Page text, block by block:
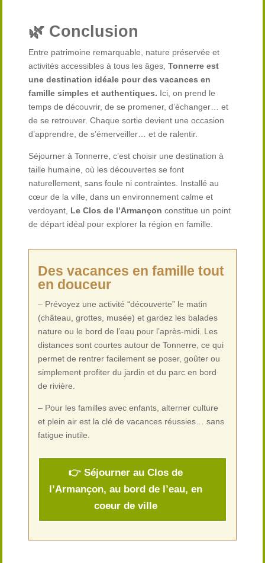
🌿 Conclusion
Entre patrimoine remarquable, nature préservée et
activités accessibles à tous les âges,Tonnerre est
une destination idéale pour des vacances en
famille simples et authentiques. Ici, on prend le
temps de découvrir, de se promener, d’échanger… et
de se retrouver. Chaque sortie devient une occasion
d’apprendre, de s’émerveiller… et de ralentir.
Séjourner à Tonnerre, c’est choisir une destination à
taille humaine, où les découvertes se font
naturellement, sans foule ni contraintes. Installé au
cœur de la ville, dans un environnement calme et
verdoyant, Le Clos de l’Armançon constitue un point
de départ idéal pour explorer la région en famille.
Des vacances en famille tout
en douceur
– Prévoyez une activité “découverte” le matin
(château, grottes, musée) et gardez les balades
nature ou le bord de l’eau pour l’après-midi. Les
distances sont courtes autour de Tonnerre, ce qui
permet de rentrer facilement se poser, goûter ou
simplement profiter du jardin et du parc en bord
de rivière.
– Pour les familles avec enfants, alterner culture
et plein air est la clé de vacances réussies… sans
fatigue inutile.
👉 Séjourner au Clos de
l’Armançon, au bord de l’eau, en
coeur de ville